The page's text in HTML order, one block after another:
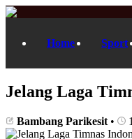
Home Sport
Jelang Laga
Bambang Parikesit •